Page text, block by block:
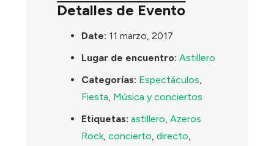
Detalles de Evento
Date: 11 marzo, 2017
Lugar de encuentro: Astillero
Categorías: Espectáculos,
Fiesta, Música y conciertos
Etiquetas: astillero,Azeros
Rock,concierto,directo,